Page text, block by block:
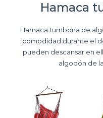
Hamaca
Hamaca tumbona de
comodidad durante el
pueden descansar en
algodón de